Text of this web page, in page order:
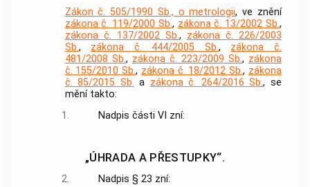
Zákon č. 505/1990 Sb., o metrologii, ve znění
zákona č. 119/2000 Sb., zákona č. 13/2002 Sb.,
zákona č. 137/2002 Sb., zákona č. 226/2003
Sb., zákona č. 444/2005 Sb., zákona č.
481/2008 Sb., zákona č. 223/2009 Sb., zákona
č. 155/2010 Sb., zákona č. 18/2012 Sb., zákona
č. 85/2015 Sb. a zákona č. 264/2016 Sb., se
mění takto:
1.
Nadpis části VI zní:
„ÚHRADA A PŘESTUPKY“.
2. Nadpis § 23 zní: